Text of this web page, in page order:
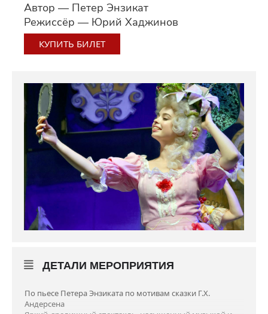
КУПИТЬ БИЛЕТ
Автор — Петер Энзикат
Режиссёр — Юрий Хаджинов
ДЕТАЛИ МЕРОПРИЯТИЯ
По пьесе Петера Энзиката по мотивам сказки Г.Х.
Андерсена